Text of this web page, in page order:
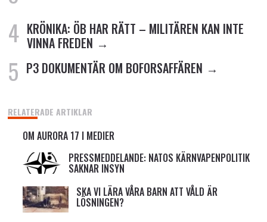
KRÖNIKA: ÖB HAR RÄTT – MILITÄREN KAN INTE
VINNA FREDEN
P3 DOKUMENTÄR OM BOFORSAFFÄREN
RELATERADE ARTIKLAR
OM AURORA 17 I MEDIER
PRESSMEDDELANDE: NATOS KÄRNVAPENPOLITIK
SAKNAR INSYN
SKA VI LÄRA VÅRA BARN ATT VÅLD ÄR
LÖSNINGEN?